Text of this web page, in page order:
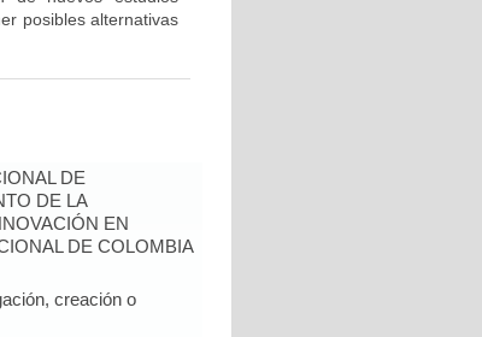
posibles alternativas
DE
DE LA
EN
DE COLOMBIA
creación o